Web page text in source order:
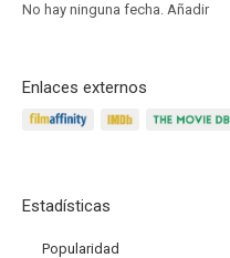
No hay ninguna fecha. Añadir
Enlaces externos
Estadísticas
Popularidad